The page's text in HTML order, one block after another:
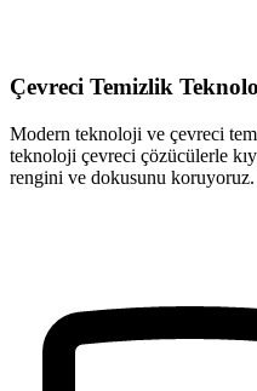
Çevreci Temizlik
Modern teknoloji ve çevreci
teknoloji çevreci çözücülerle
rengini ve dokusunu koruyoruz.